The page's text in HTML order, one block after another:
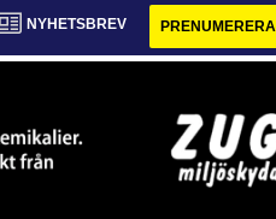
NYHETSBREV PRENUMERERA